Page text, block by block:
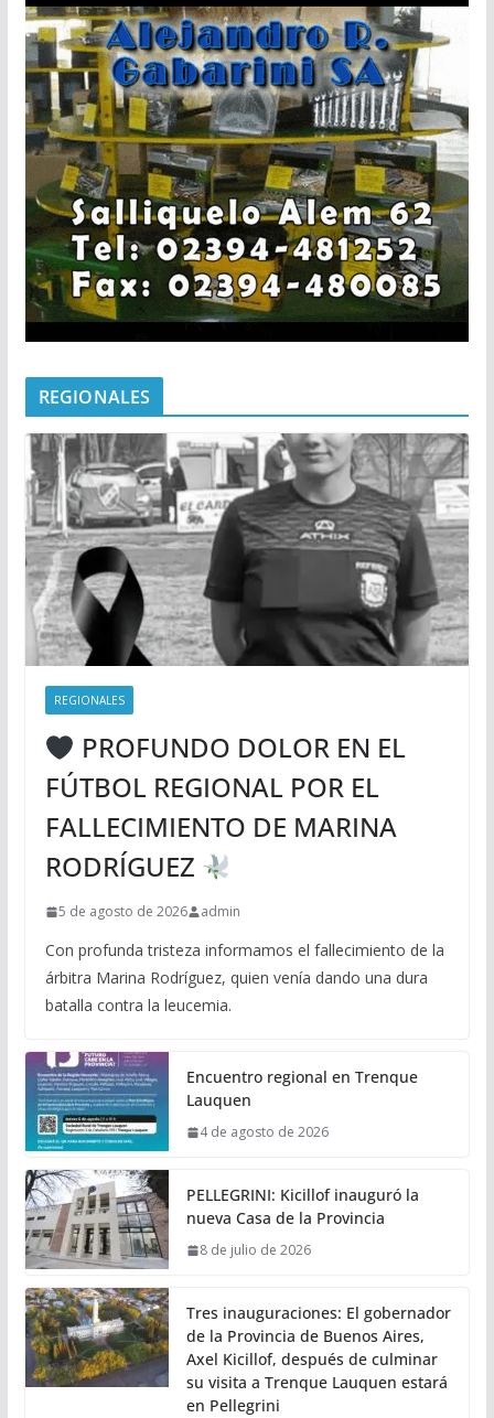
REGIONALES
REGIONALES
PROFUNDO DOLOR EN EL
FÚTBOL REGIONAL POR EL
FALLECIMIENTO DE MARINA
RODRÍGUEZ
5 de agosto de 2026 admin
Con profunda tristeza informamos el fallecimiento de la
árbitra Marina Rodríguez, quien venía dando una dura
batalla contra la leucemia.
Encuentro regional en Trenque
Lauquen
4 de agosto de 2026
PELLEGRINI: Kicillof inauguró la
nueva Casa de la Provincia
8 de julio de 2026
Tres inauguraciones: El gobernador
de la Provincia de Buenos Aires,
Axel Kicillof, después de culminar
su visita a Trenque Lauquen estará
en Pellegrini